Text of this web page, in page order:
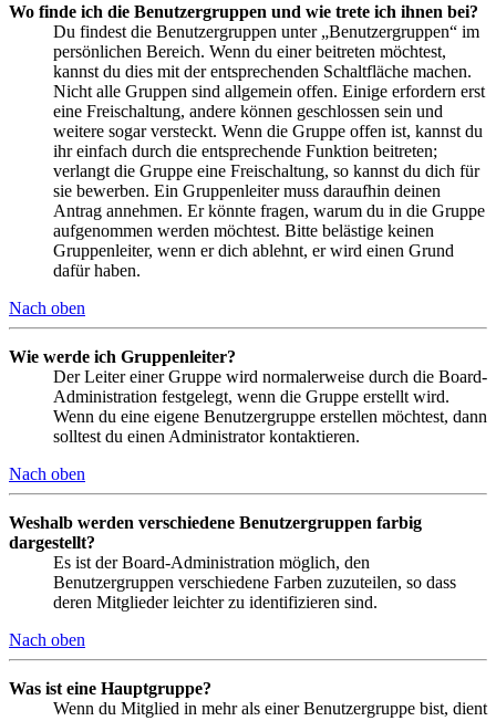
Wo finde ich die Benutzergruppen und wie trete ich ihnen bei?
Du findest die Benutzergruppen unter „Benutzergruppen“ im
persönlichen Bereich. Wenn du einer beitreten möchtest,
kannst du dies mit der entsprechenden Schaltfläche machen.
Nicht alle Gruppen sind allgemein offen. Einige erfordern erst
eine Freischaltung, andere können geschlossen sein und
weitere sogar versteckt. Wenn die Gruppe offen ist, kannst du
ihr einfach durch die entsprechende Funktion beitreten;
verlangt die Gruppe eine Freischaltung, so kannst du dich für
sie bewerben. Ein Gruppenleiter muss daraufhin deinen
Antrag annehmen. Er könnte fragen, warum du in die Gruppe
aufgenommen werden möchtest. Bitte belästige keinen
Gruppenleiter, wenn er dich ablehnt, er wird einen Grund
dafür haben.
Nach oben
Wie werde ich Gruppenleiter?
Der Leiter einer Gruppe wird normalerweise durch die Board-
Administration festgelegt, wenn die Gruppe erstellt wird.
Wenn du eine eigene Benutzergruppe erstellen möchtest, dann
solltest du einen Administrator kontaktieren.
Nach oben
Weshalb werden verschiedene Benutzergruppen farbig
dargestellt?
Es ist der Board-Administration möglich, den
Benutzergruppen verschiedene Farben zuzuteilen, so dass
deren Mitglieder leichter zu identifizieren sind.
Nach oben
Was ist eine Hauptgruppe?
Wenn du Mitglied in mehr als einer Benutzergruppe bist, dient